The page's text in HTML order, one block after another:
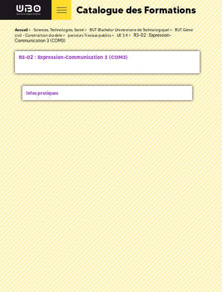
Catalogue des Formations
Accueil Sciences, Technologies, Santé BUT (Bachelor Universitaire de Technologique)
BUT Génie
civil - Construction durable
parcours Travaux publics UE 3.4
R3-02 : Expression-
Communication 3 (COM3)
R3-02 : Expression-Communication 3 (COM3)
Infos pratiques